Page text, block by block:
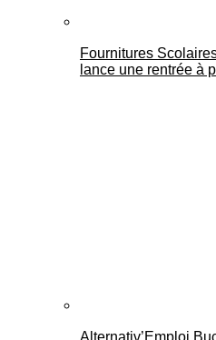
Fournitures
lance une rentrée à
Alternativ’Emploi